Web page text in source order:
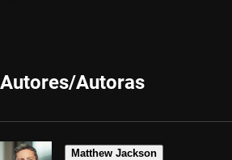
Autores/Autoras
Matthew Jackson